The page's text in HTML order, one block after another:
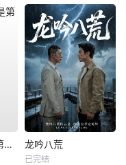
喜欢你，我也是第一部 龙吟八荒
已完结